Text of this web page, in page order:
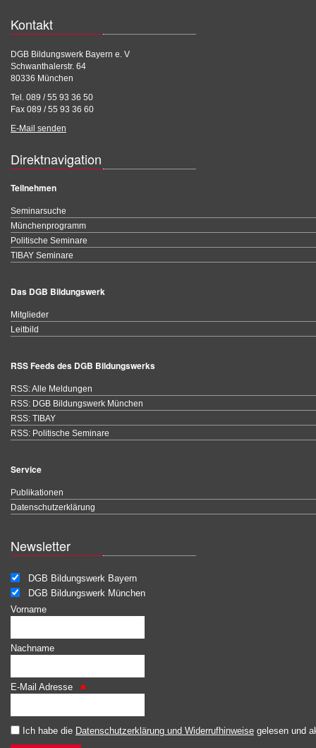
Kontakt
DGB Bildungswerk Bayern e. V
Schwanthalerstr. 64
80336 München
Tel. 089 / 55 93 36 50
Fax 089 / 55 93 36 60
E-Mail senden
Direktnavigation
Teilnehmen
Seminarsuche
Münchenprogramm
Politische Seminare
TIBAY Seminare
Das DGB Bildungswerk
Mitglieder
Leitbild
RSS Feeds des DGB Bildungswerks
RSS: Alle Meldungen
RSS: DGB Bildungswerk München
RSS: TIBAY
RSS: Politische Seminare
Service
Publikationen
Datenschutzerklärung
Newsletter
DGB Bildungswerk Bayern
DGB Bildungswerk München
Vorname
Nachname
E-Mail Adresse
Ich habe die Datenschutzerklärung und Widerrufhinweise gelesen und